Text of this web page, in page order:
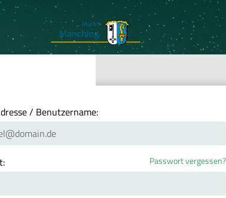
/ Benutzername:
Passwort vergessen?